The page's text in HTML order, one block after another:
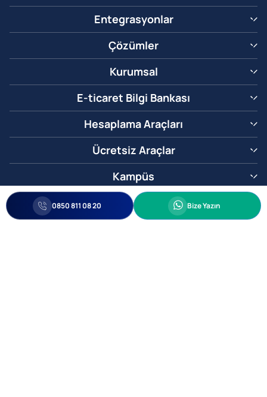
Entegrasyonlar
Çözümler
Kurumsal
E-ticaret Bilgi Bankası
Hesaplama Araçları
Ücretsiz Araçlar
Kampüs
0850 811 08 20 Whatsapp
Bize Yazın
0850 811 08 20